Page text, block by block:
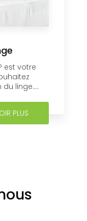
est votre
linge....
PLUS